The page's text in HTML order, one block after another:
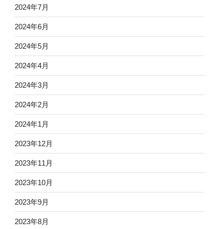
2024年7月
2024年6月
2024年5月
2024年4月
2024年3月
2024年2月
2024年1月
2023年12月
2023年11月
2023年10月
2023年9月
2023年8月